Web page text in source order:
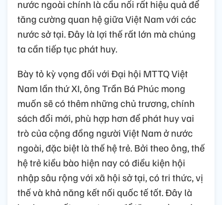
nước ngoài chính là cầu nối rất hiệu quả để
tăng cường quan hệ giữa Việt Nam với các
nước sở tại. Đây là lợi thế rất lớn mà chúng
ta cần tiếp tục phát huy.
Bày tỏ kỳ vọng đối với Đại hội MTTQ Việt
Nam lần thứ XI, ông Trần Bá Phúc mong
muốn sẽ có thêm những chủ trương, chính
sách đổi mới, phù hợp hơn để phát huy vai
trò của cộng đồng người Việt Nam ở nước
ngoài, đặc biệt là thế hệ trẻ. Bởi theo ông, thế
hệ trẻ kiều bào hiện nay có điều kiện hội
nhập sâu rộng với xã hội sở tại, có tri thức, vị
thế và khả năng kết nối quốc tế tốt. Đây là